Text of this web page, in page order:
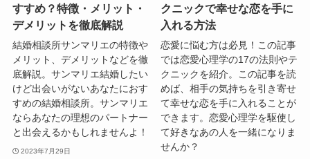
すすめ？特徴・メリット・
デメリットを徹底解説
結婚相談所サンマリエの特徴や
メリット、デメリットなどを徹
底解説。サンマリエ結婚したい
けど出会いがないあなたにおす
すめの結婚相談所。サンマリエ
ならあなたの理想のパートナー
と出会えるかもしれませんよ！
2023年7月29日
クニックで幸せな恋を手に
入れる方法
恋愛に悩む方は必見！この記事
では恋愛心理学の17の法則やテ
クニックを紹介。この記事を読
めば、相手の気持ちを引き寄せ
て幸せな恋を手に入れることが
できます。恋愛心理学を駆使し
て好きなあの人を一緒になりま
せんか？